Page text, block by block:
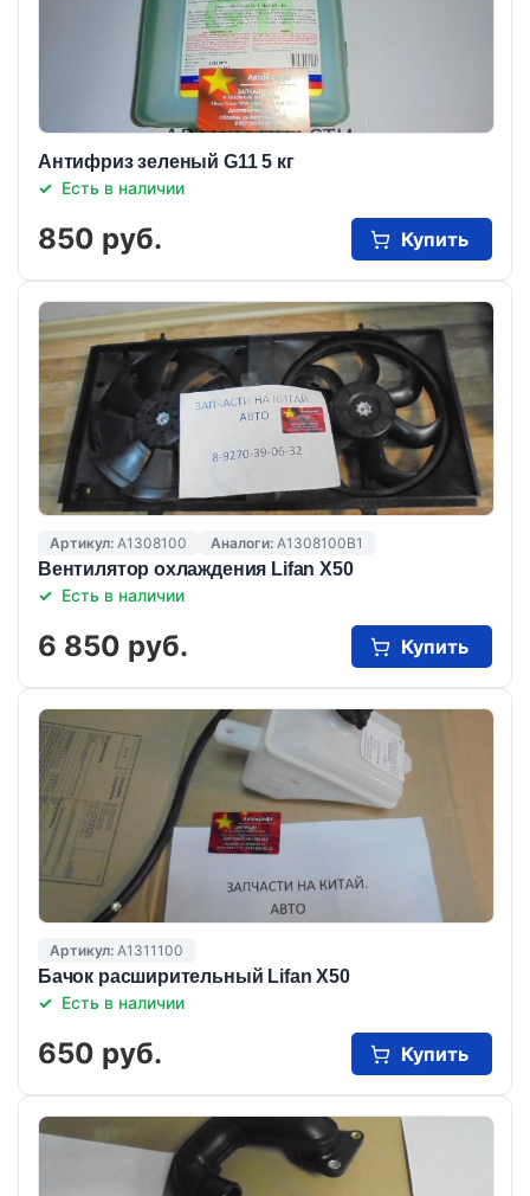
Антифриз зеленый G11 5 кг
Есть в наличии
850 руб. Купить
Артикул: A1308100 Аналоги: A1308100B1
Вентилятор охлаждения Lifan X50
Есть в наличии
6 850 руб. Купить
Артикул: A1311100
Бачок расширительный Lifan X50
Есть в наличии
650 руб. Купить